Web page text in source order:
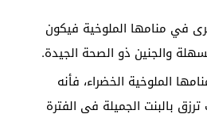
في منامها الملوخية فيكون
والجنين ذو الصحة الجيدة.
الملوخية الخضراء، فأنه
بالبنت الجميلة في الفترة